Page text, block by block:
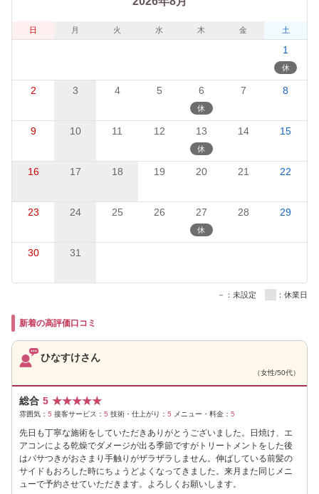
日 月 火 水 木 金 土
1
2 3 4 5 6 7 8
9 10 11 12 13 14 15
16 17 18 19 20 21 22
23 24 25 26 27 28 29
30 31
－：未設定 ：休業日
新着の高評価口コミ
ひなすけさん
（女性/50代）
総合 5 ★★★★★
雰囲気： 5 接客サービス： 5 技術・仕上がり： 5 メニュー・料金： 5
先日も丁寧な施術をしていただきありがとうございました。日焼け、エ
アコンによる乾燥でダメージが出る季節ですがトリートメントをした後
はパサつきがおさまり手触りがザラザラしません。伸ばしている前髪の
サイドもおろした時にちょうどよくなってきました。来月また同じメニ
ューで予約させていただきます。よろしくお願いします。